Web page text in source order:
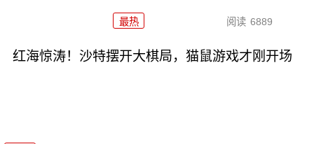
最热 阅读 6889
红海惊涛！沙特摆开大棋局，猫鼠游戏才刚开场